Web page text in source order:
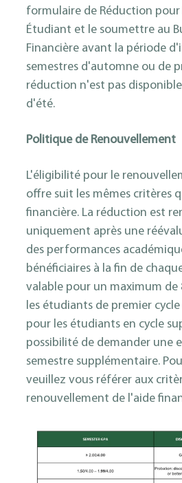
formulaire de Réduction
Étudiant et le soumettre au
Financière avant la période
semestres d'automne ou de
réduction n'est pas
d'été.
Politique de Renouvellement
L'éligibilité pour le
offre suit les mêmes critères
financière. La réduction est
uniquement après une
des performances
bénéficiaires à la fin de
valable pour un maximum de
les étudiants de premier
pour les étudiants en cycle
possibilité de demander une
semestre supplémentaire.
veuillez vous référer aux
renouvellement de l'aide